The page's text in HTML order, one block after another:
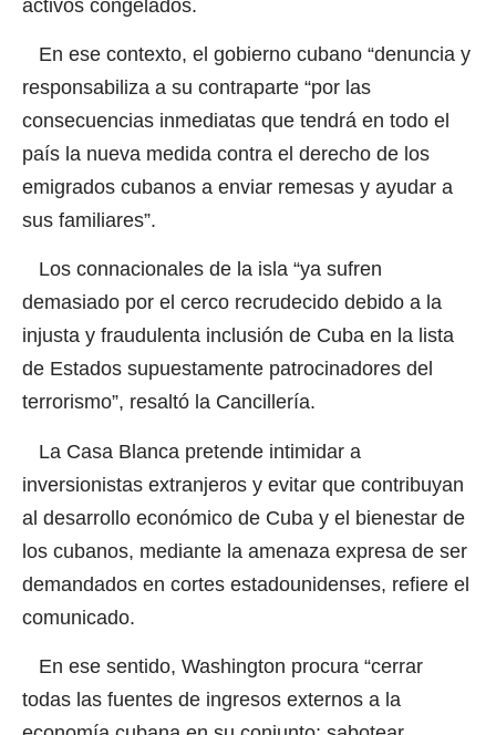
activos congelados.
En ese contexto, el gobierno cubano “denuncia y
responsabiliza a su contraparte “por las
consecuencias inmediatas que tendrá en todo el
país la nueva medida contra el derecho de los
emigrados cubanos a enviar remesas y ayudar a
sus familiares”.
Los connacionales de la isla “ya sufren
demasiado por el cerco recrudecido debido a la
injusta y fraudulenta inclusión de Cuba en la lista
de Estados supuestamente patrocinadores del
terrorismo”, resaltó la Cancillería.
La Casa Blanca pretende intimidar a
inversionistas extranjeros y evitar que contribuyan
al desarrollo económico de Cuba y el bienestar de
los cubanos, mediante la amenaza expresa de ser
demandados en cortes estadounidenses, refiere el
comunicado.
En ese sentido, Washington procura “cerrar
todas las fuentes de ingresos externos a la